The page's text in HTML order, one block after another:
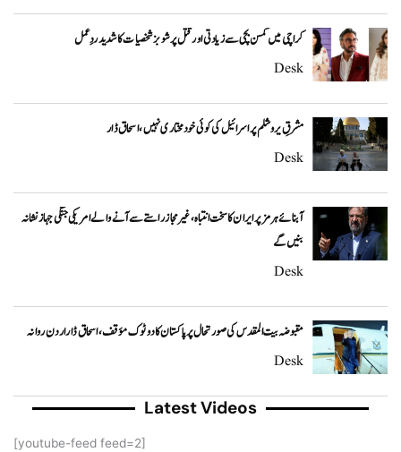
کراچی میں کمسن بچی سے زیادتی اور قتل پر شوبز شخصیات کا شدید ردِعمل
Desk
مشرقِ یروشلم پر اسرائیل کی کوئی خودمختاری نہیں، اسحاق ڈار
Desk
آبنائے ہرمز پر ایران کا سخت انتباہ، غیر مجاز راستے سے آنے والے امریکی جنگی جہاز نشانہ
بنیں گے
Desk
مقبوضہ بیت المقدس کی صورتحال پر پاکستان کا دوٹوک مؤقف، اسحاق ڈار اردن روانہ
Desk
Latest Videos
[youtube-feed feed=2]